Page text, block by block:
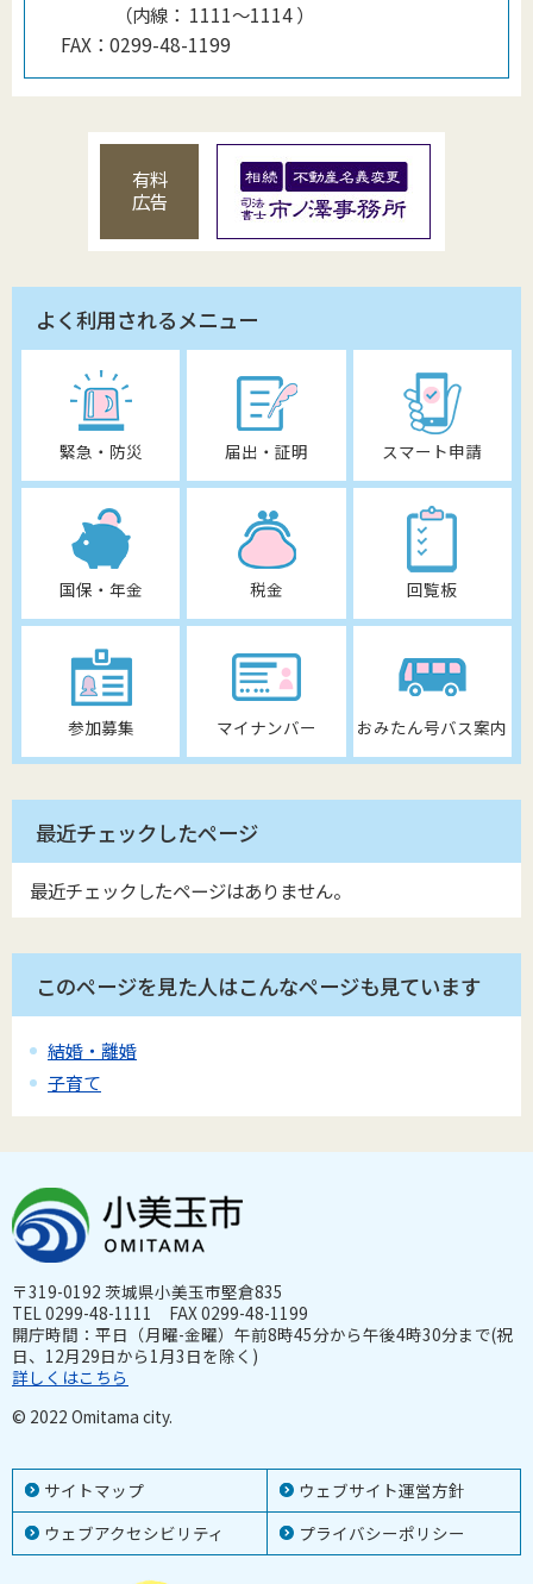
（内線 ： 1111〜1114）
FAX： 0299-48-1199
有料
広告
よく利用されるメニュー
緊急・防災 届出・証明 スマート申請
国保・年金 税金 回覧板
参加募集 マイナンバー おみたん号バス案内
最近チェックしたページ
最近チェックしたページはありません。
このページを見た人はこんなページも見ています
結婚・離婚
子育て
サイトマップ
ウェブサイト運営方針
ウェブアクセシビリティ
プライバシーポリシー
〒319-0192 茨城県小美玉市堅倉835
TEL 0299-48-1111 FAX 0299-48-1199
開庁時間：平日（月曜-金曜）午前8時45分から午後4時30分まで(祝
日、12月29日から1月3日を除く)
詳しくはこちら
© 2022 Omitama city.